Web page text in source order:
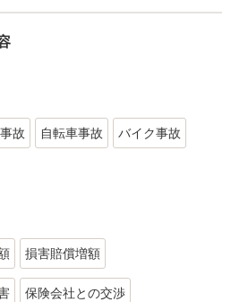
故 自転車事故 バイク事故
損害賠償増額
保険会社との交渉